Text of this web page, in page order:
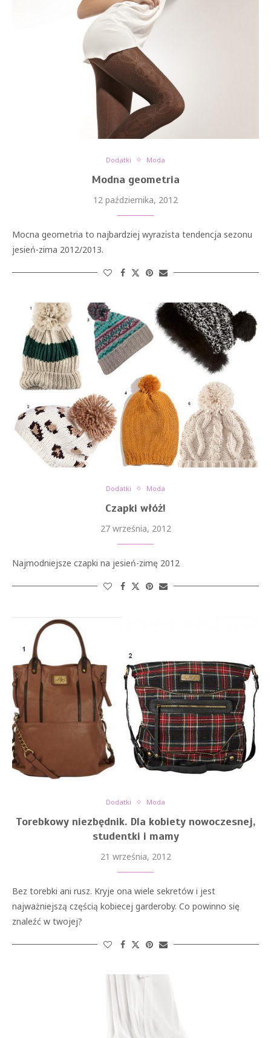
Dodatki Moda
Modna geometria
12 października, 2012
Mocna geometria to najbardziej wyrazista tendencja sezonu
jesień-zima 2012/2013.
Dodatki Moda
Czapki włóż!
27 września, 2012
Najmodniejsze czapki na jesień-zimę 2012
Dodatki Moda
Torebkowy niezbędnik. Dla kobiety nowoczesnej,
studentki i mamy
21 września, 2012
Bez torebki ani rusz. Kryje ona wiele sekretów i jest
najważniejszą częścią kobiecej garderoby. Co powinno się
znaleźć w twojej?